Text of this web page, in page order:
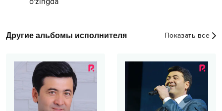
Другие альбомы исполнителя Показать все